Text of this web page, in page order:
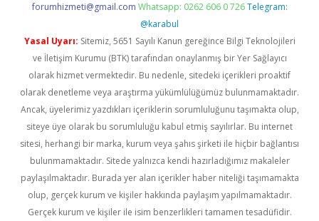
forumhizmeti@gmail.com Whatsapp: 0262 606 0 726 Telegram:
@karabul
Yasal Uyarı: Sitemiz, 5651 Sayılı Kanun gereğince Bilgi Teknolojileri
ve İletişim Kurumu (BTK) tarafından onaylanmış bir Yer Sağlayıcı
olarak hizmet vermektedir. Bu nedenle, sitedeki içerikleri proaktif
olarak denetleme veya araştırma yükümlülüğümüz bulunmamaktadır.
Ancak, üyelerimiz yazdıkları içeriklerin sorumluluğunu taşımakta olup,
siteye üye olarak bu sorumluluğu kabul etmiş sayılırlar. Bu internet
sitesi, herhangi bir marka, kurum veya şahıs şirketi ile hiçbir bağlantısı
bulunmamaktadır. Sitede yalnızca kendi hazırladığımız makaleler
paylaşılmaktadır. Burada yer alan içerikler haber niteliği taşımamakta
olup, gerçek kurum ve kişiler hakkında paylaşım yapılmamaktadır.
Gerçek kurum ve kişiler ile isim benzerlikleri tamamen tesadüfidir.